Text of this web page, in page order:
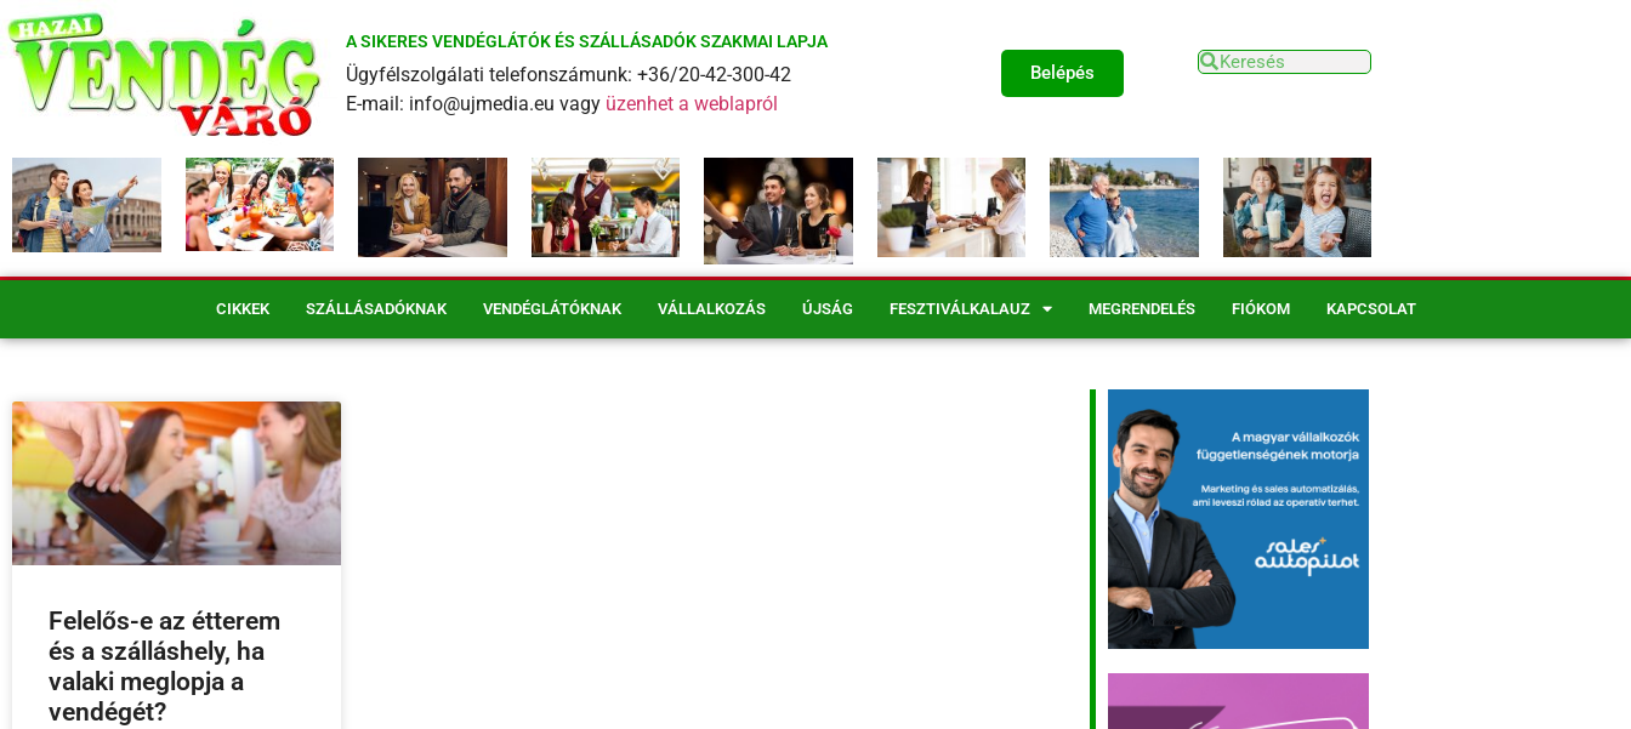
A SIKERES VENDÉGLÁTÓK ÉS SZÁLLÁSADÓK SZAKMAI LAPJA
Ügyfélszolgálati telefonszámunk: +36/20-42-300-42
E-mail: info@ujmedia.eu vagy üzenhet a weblapról
Belépés
CIKKEK SZÁLLÁSADÓKNAK VENDÉGLÁTÓKNAK VÁLLALKOZÁS ÚJSÁG FESZTIVÁLKALAUZ MEGRENDELÉS FIÓKOM KAPCSOLAT
Felelős-e az étterem
és a szálláshely, ha
valaki meglopja a
vendégét?